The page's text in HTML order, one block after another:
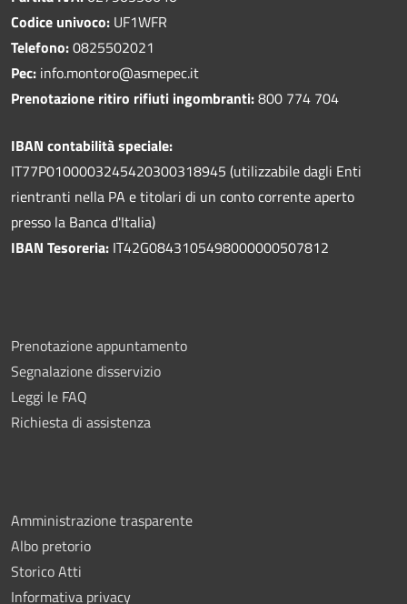
Codice univoco: UF1WFR
Telefono:0825502021
Pec: info.montoro@asmepec.it
Prenotazione ritiro rifiuti ingombranti:800 774 704
IBAN contabilità speciale:
IT77P0100003245420300318945 (utilizzabile dagli Enti
rientranti nella PA e titolari di un conto corrente aperto
presso la Banca d'Italia)
IBAN Tesoreria: IT42G0843105498000000507812
Prenotazione appuntamento
Segnalazione disservizio
Leggi le FAQ
Richiesta di assistenza
Amministrazione trasparente
Albo pretorio
Storico Atti
Informativa privacy